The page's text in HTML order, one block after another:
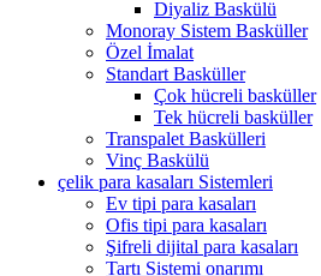
Diyaliz Baskülü
Monoray Sistem Basküller
Özel İmalat
Standart Basküller
Çok hücreli basküller
Tek hücreli basküller
Transpalet Baskülleri
Vinç Baskülü
çelik para kasaları Sistemleri
Ev tipi para kasaları
Ofis tipi para kasaları
Şifreli dijital para kasaları
Tartı Sistemi onarımı